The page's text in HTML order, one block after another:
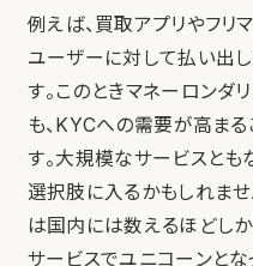
例えば、買取アプリやフリ
ユーザーに対して払い出
す。このときマネーロンダ
も、KYCへの需要が高ま
す。大規模なサービスと
選択肢に入るかもしれま
は国内には数えるほどし
サービスでユニコーンとな